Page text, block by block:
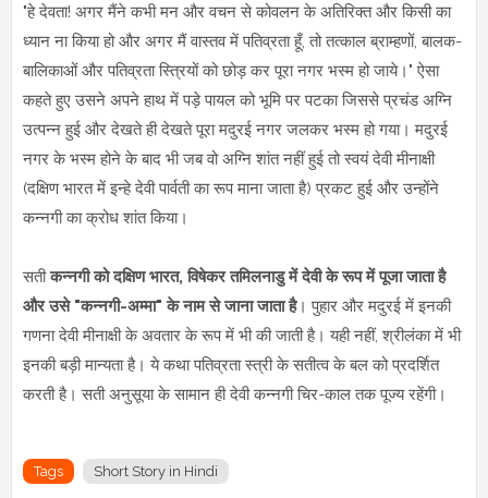
"हे देवता! अगर मैंने कभी मन और वचन से कोवलन के अतिरिक्त और किसी का
ध्यान ना किया हो और अगर मैं वास्तव में पतिव्रता हूँ, तो तत्काल ब्राम्हणों, बालक-
बालिकाओं और पतिव्रता स्त्रियों को छोड़ कर पूरा नगर भस्म हो जाये।" ऐसा
कहते हुए उसने अपने हाथ में पड़े पायल को भूमि पर पटका जिससे प्रचंड अग्नि
उत्पन्न हुई और देखते ही देखते पूरा मदुरई नगर जलकर भस्म हो गया। मदुरई
नगर के भस्म होने के बाद भी जब वो अग्नि शांत नहीं हुई तो स्वयं देवी मीनाक्षी
(दक्षिण भारत में इन्हे देवी पार्वती का रूप माना जाता है) प्रकट हुई और उन्होंने
कन्नगी का क्रोध शांत किया।
सतीकन्नगी को दक्षिण भारत, विषेकर तमिलनाडु में देवी के रूप में पूजा जाता है
और उसे "कन्नगी-अम्मा" के नाम से जाना जाता है। पुहार और मदुरई में इनकी
गणना देवी मीनाक्षी के अवतार के रूप में भी की जाती है। यही नहीं, श्रीलंका में भी
इनकी बड़ी मान्यता है। ये कथा पतिव्रता स्त्री के सतीत्व के बल को प्रदर्शित
करती है। सती अनुसूया के सामान ही देवी कन्नगी चिर-काल तक पूज्य रहेंगी।
Tags Short Story in Hindi